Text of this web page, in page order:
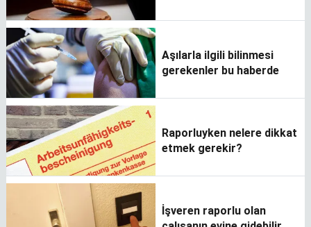
Aşılarla ilgili bilinmesi
gerekenler bu haberde
Raporluyken nelere dikkat
etmek gerekir?
İşveren raporlu olan